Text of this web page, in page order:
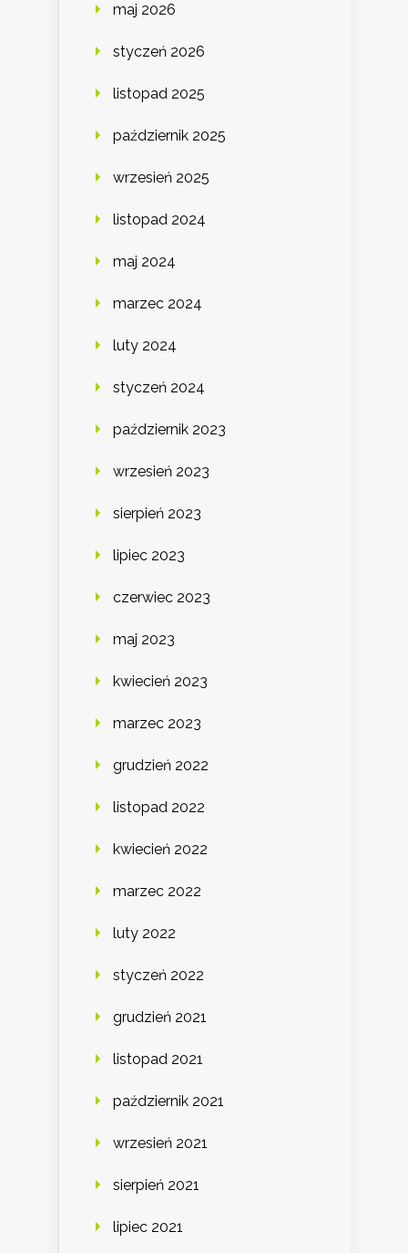
maj 2026
styczeń 2026
listopad 2025
październik 2025
wrzesień 2025
listopad 2024
maj 2024
marzec 2024
luty 2024
styczeń 2024
październik 2023
wrzesień 2023
sierpień 2023
lipiec 2023
czerwiec 2023
maj 2023
kwiecień 2023
marzec 2023
grudzień 2022
listopad 2022
kwiecień 2022
marzec 2022
luty 2022
styczeń 2022
grudzień 2021
listopad 2021
październik 2021
wrzesień 2021
sierpień 2021
lipiec 2021